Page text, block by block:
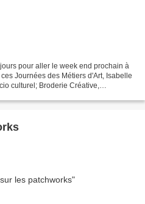
pour aller le week end prochain à
Journées des Métiers d'Art, Isabelle
culturel; Broderie Créative,